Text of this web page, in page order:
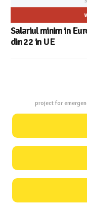
Salariul minim in
din 22 in UE
project for